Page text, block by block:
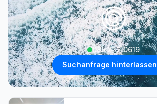
085 222 0619
Suchanfrage hinterlassen